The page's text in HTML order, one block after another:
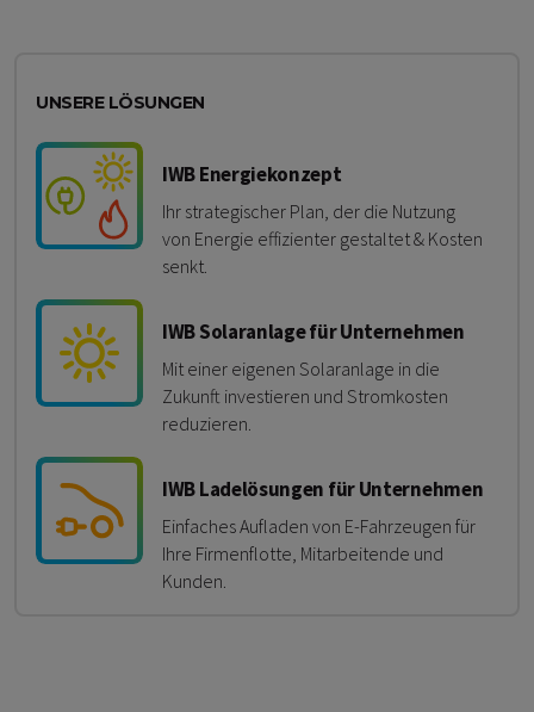
UNSERE LÖSUNGEN
IWB Energiekonzept
Ihr strategischer Plan, der die Nutzung
von Energie effizienter gestaltet & Kosten
senkt.
IWB Solaranlage für Unternehmen
Mit einer eigenen Solaranlage in die
Zukunft investieren und Stromkosten
reduzieren.
IWB Ladelösungen für Unternehmen
Einfaches Aufladen von E-Fahrzeugen für
Ihre Firmenflotte, Mitarbeitende und
Kunden.